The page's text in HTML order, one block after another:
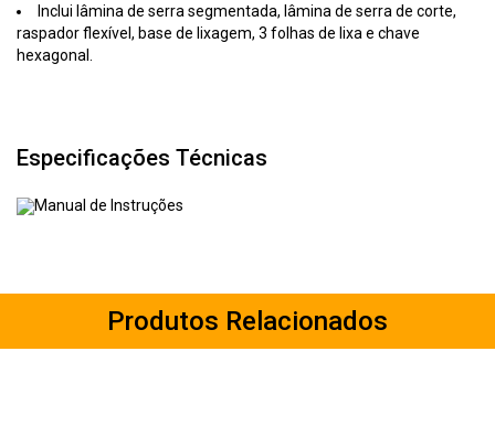
Inclui lâmina de serra segmentada, lâmina de serra de corte,
raspador flexível, base de lixagem, 3 folhas de lixa e chave
hexagonal.
Especificações Técnicas
Manual de Instruções
Produtos Relacionados